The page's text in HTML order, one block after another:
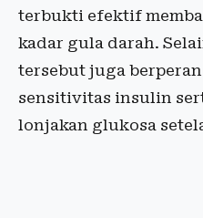
terbukti efektif
kadar gula darah.
tersebut juga
sensitivitas insulin
lonjakan glukosa